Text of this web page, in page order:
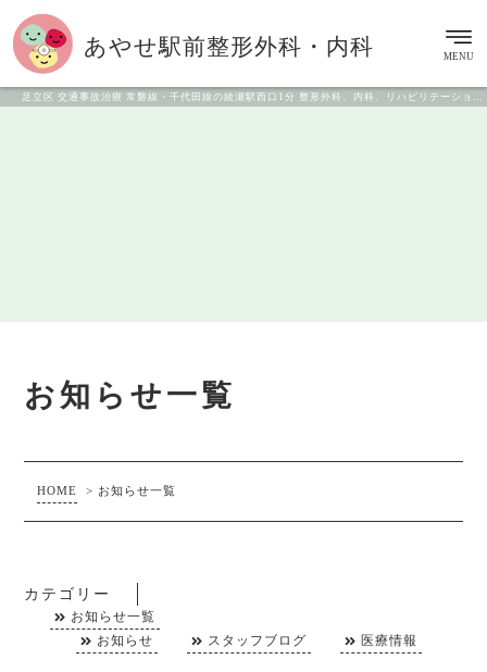
足立区 交通事故治療 常磐線・千代田線の綾瀬駅西口1分 整形外科、内科、リハビリテーション科
あやせ駅前整形外科・内科 MENU
お知らせ一覧
HOME > お知らせ一覧
カテゴリー
お知らせ一覧
お知らせ
スタッフブログ 医療情報